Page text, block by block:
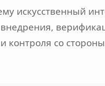
искусственный
внедрения,
контроля со